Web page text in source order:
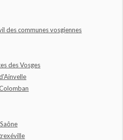
des communes vosgiennes
des Vosges